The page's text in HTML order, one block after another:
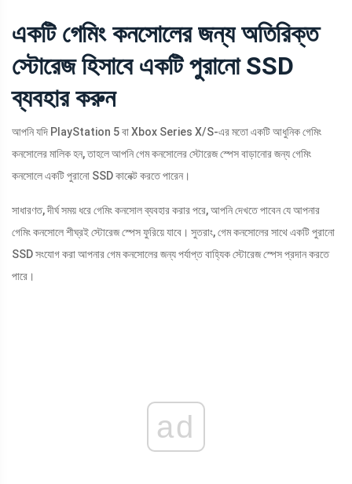
একটি গেমিং কনসোলের জন্য অতিরিক্ত
স্টোরেজ হিসাবে একটি পুরানো SSD
ব্যবহার করুন
আপনি যদি PlayStation 5 বা Xbox Series X/S-এর মতো একটি আধুনিক গেমিং
কনসোলের মালিক হন, তাহলে আপনি গেম কনসোলের স্টোরেজ স্পেস বাড়ানোর জন্য গেমিং
কনসোলে একটি পুরানো SSD কানেক্ট করতে পারেন।
সাধারণত, দীর্ঘ সময় ধরে গেমিং কনসোল ব্যবহার করার পরে, আপনি দেখতে পাবেন যে আপনার
গেমিং কনসোলে শীঘ্রই স্টোরেজ স্পেস ফুরিয়ে যাবে। সুতরাং, গেম কনসোলের সাথে একটি পুরানো
SSD সংযোগ করা আপনার গেম কনসোলের জন্য পর্যাপ্ত বাহ্যিক স্টোরেজ স্পেস প্রদান করতে
পারে।
ad